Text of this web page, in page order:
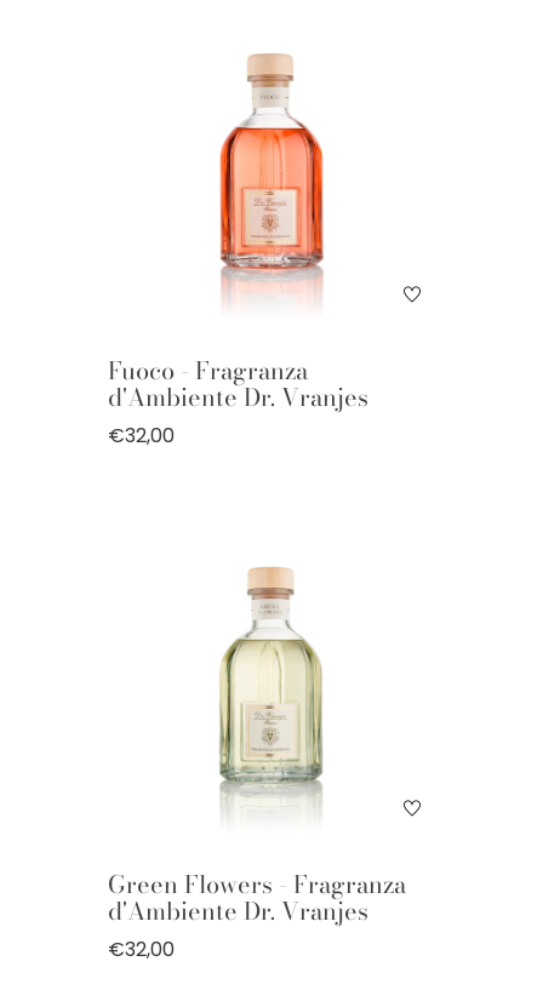
Fuoco - Fragranza
d'Ambiente Dr. Vranjes
€32,00
Green Flowers - Fragranza
d'Ambiente Dr. Vranjes
€32,00